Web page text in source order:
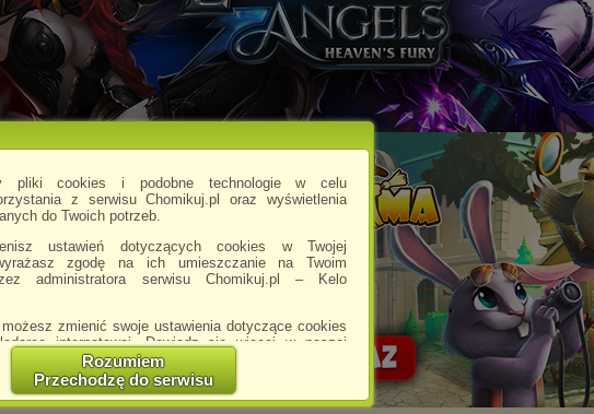
pliki cookies i podobne technologie w celu
z serwisu Chomikuj.pl oraz wyświetlenia
do Twoich potrzeb.
ustawień dotyczących cookies w Twojej
zgodę na ich umieszczanie na Twoim
administratora serwisu Chomikuj.pl – Kelo
zmienić swoje ustawienia dotyczące cookies
internetowej. Dowiedz się więcej w naszej
http://chomikuj.pl/PolitykaPrywatnosci.aspx
że zmiana ustawień przeglądarki może
korzystania ze strony Chomikuj.pl.
Rozumiem
Przechodzę do serwisu